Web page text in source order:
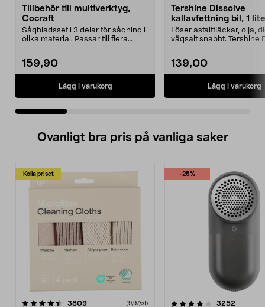
Tillbehör till multiverktyg,
Cocraft
Sågbladsset i 3 delar för sågning i
olika material. Passar till flera
159,90
Lägg i varukorg
Tershine Dissolve
kallavfettning bil, 1
Löser asfaltfläckar, olja,
vägsalt snabbt. Tershine
139,00
Lägg i varukorg
Ovanligt bra pris på vanliga saker
Kolla priset
3809recensioner (9,97/st)
-25%
4.0av 5 stjärnor 3252
4.5av 5 stjärnor